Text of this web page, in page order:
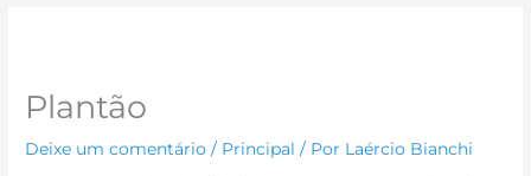
Plantão
Deixe um comentário / Principal / Por Laércio Bianchi